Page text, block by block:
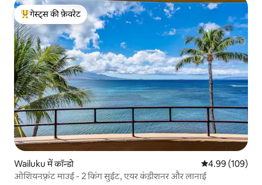
गेस्ट्स का टॉप फ़ेवरेट
गेस्ट्स की फ़ेवरेट
Wailuku में कॉन्डो औसत रेटिंग 5 में से
4.99 (109)
ओशियनफ़्रंट माउई - 2 किंग सुईट, एयर कंडीशनर और लानाई